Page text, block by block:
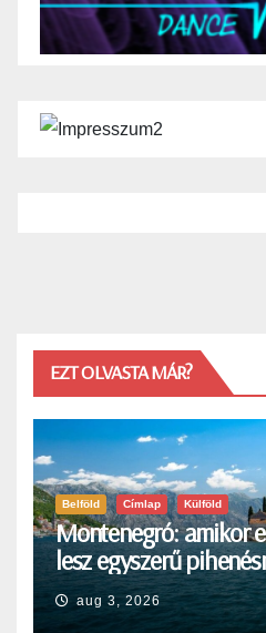
EZT OLVASTA MÁR?
Belföld Címlap Külföld
Montenegró: amikor
lesz egyszerű
aug 3, 2026